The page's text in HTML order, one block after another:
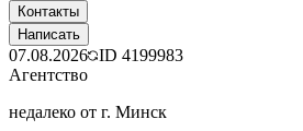
Контакты
Написать
07.08.2026 ID 4199983
Агентство
недалеко от г. Минск